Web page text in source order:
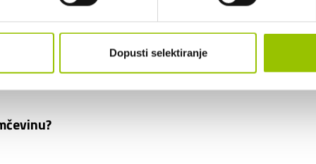
Dopusti selektiranje
vozila u dugoročni najam?
ugovor?
se vraća, bez dodatnih obveza.